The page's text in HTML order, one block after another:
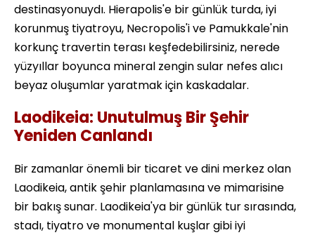
destinasyonuydı. Hierapolis'e bir günlük turda, iyi
korunmuş tiyatroyu, Necropolis'i ve Pamukkale'nin
korkunç travertin terası keşfedebilirsiniz, nerede
yüzyıllar boyunca mineral zengin sular nefes alıcı
beyaz oluşumlar yaratmak için kaskadalar.
Laodikeia: Unutulmuş Bir Şehir
Yeniden Canlandı
Bir zamanlar önemli bir ticaret ve dini merkez olan
Laodikeia, antik şehir planlamasına ve mimarisine
bir bakış sunar. Laodikeia'ya bir günlük tur sırasında,
stadı, tiyatro ve monumental kuşlar gibi iyi